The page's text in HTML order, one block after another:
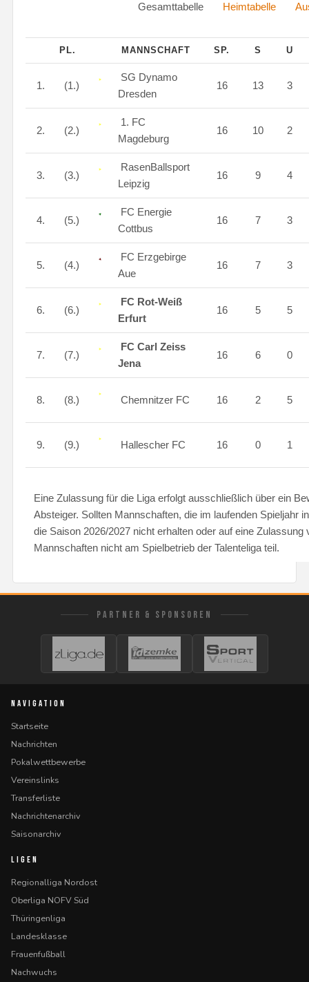
Gesamttabelle Heimtabelle
PL. MANNSCHAFT SP. S U
1. (1.)
SG Dynamo
Dresden
16 13 3
2. (2.)
1. FC
Magdeburg
16 10 2
3. (3.)
RasenBallsport
Leipzig
16 9 4
4. (5.)
FC Energie
Cottbus
16 7 3
5. (4.)
FC Erzgebirge
Aue
16 7 3
6. (6.)
FC Rot-Weiß
Erfurt
16 5 5
7. (7.)
FC Carl Zeiss
Jena
16 6 0
8. (8.) Chemnitzer FC 16 2 5
9. (9.) Hallescher FC 16 0 1
Eine Zulassung für die Liga erfolgt ausschließlich über ein
Absteiger. Sollten Mannschaften, die im laufenden Spieljahr
die Saison 2026/2027 nicht erhalten oder auf eine
Mannschaften nicht am Spielbetrieb der Talenteliga teil.
PARTNER & SPONSOREN
NAVIGATION
Startseite
Nachrichten
Pokalwettbewerbe
Vereinslinks
Transferliste
Nachrichtenarchiv
Saisonarchiv
LIGEN
Regionalliga Nordost
Oberliga NOFV Süd
Thüringenliga
Landesklasse
Frauenfußball
Nachwuchs